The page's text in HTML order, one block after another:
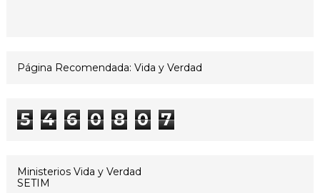
Página Recomendada: Vida y Verdad
5 4 6 0 8 0 7
Ministerios Vida y Verdad
SETIM